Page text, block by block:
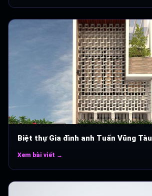
Biệt thự Gia đình anh Tuấn Vũng Tàu
Xem bài viết →